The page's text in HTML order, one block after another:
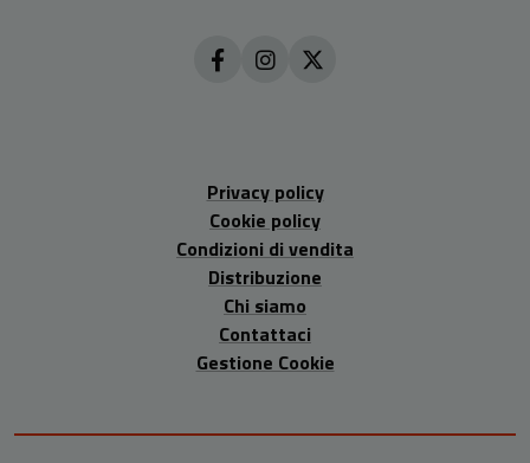
Privacy policy
Cookie policy
Condizioni di vendita
Distribuzione
Chi siamo
Contattaci
Gestione Cookie